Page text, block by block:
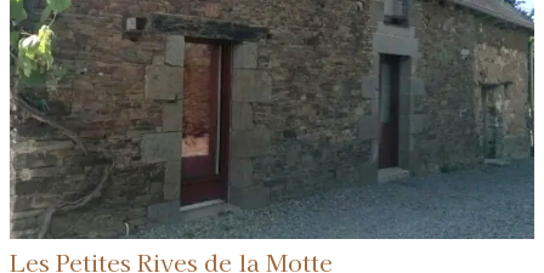
Les Petites Rives de la Motte